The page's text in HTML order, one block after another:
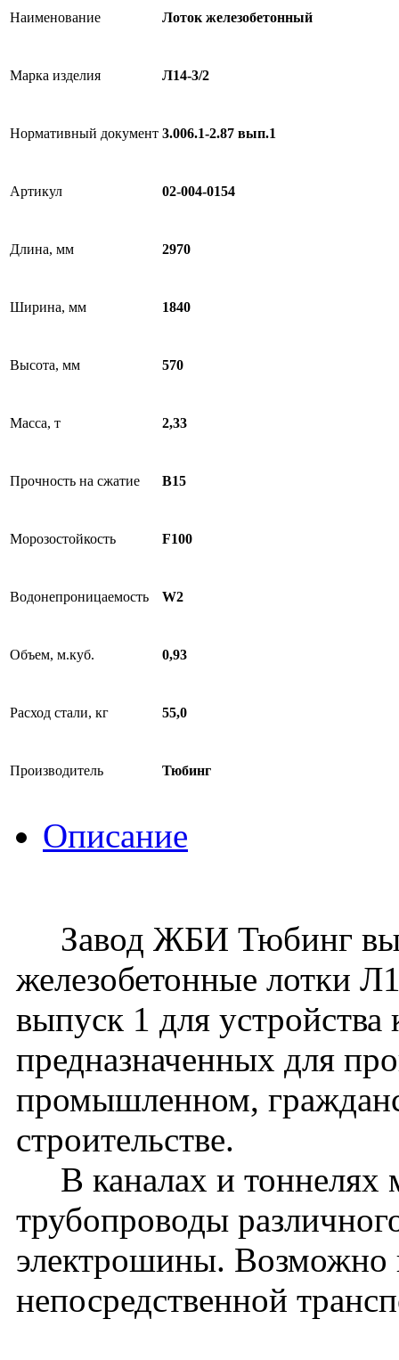
Наименование Лоток железобетонный
Марка изделия Л14-3/2
Нормативный документ 3.006.1-2.87 вып.1
Артикул 02-004-0154
Длина, мм 2970
Ширина, мм 1840
Высота, мм 570
Масса, т 2,33
Прочность на сжатие B15
Морозостойкость F100
Водонепроницаемость W2
Объем, м.куб. 0,93
Расход стали, кг 55,0
Производитель Тюбинг
Описание
Завод ЖБИ Тюбинг
железобетонные лотки
выпуск 1 для устройства
предназначенных для
промышленном,
строительстве.
В каналах и тоннелях
трубопроводы
электрошины. Возможно
непосредственной